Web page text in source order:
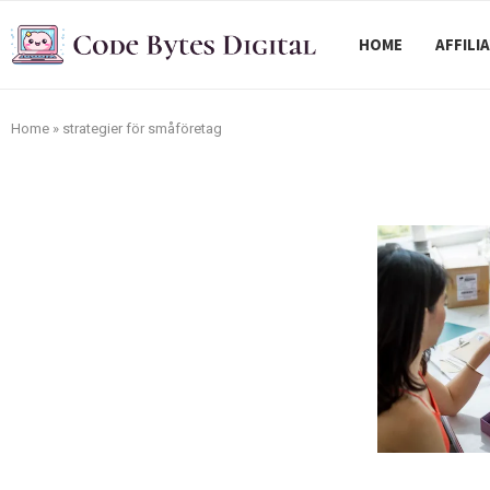
HOME
Home » strategier för småföretag